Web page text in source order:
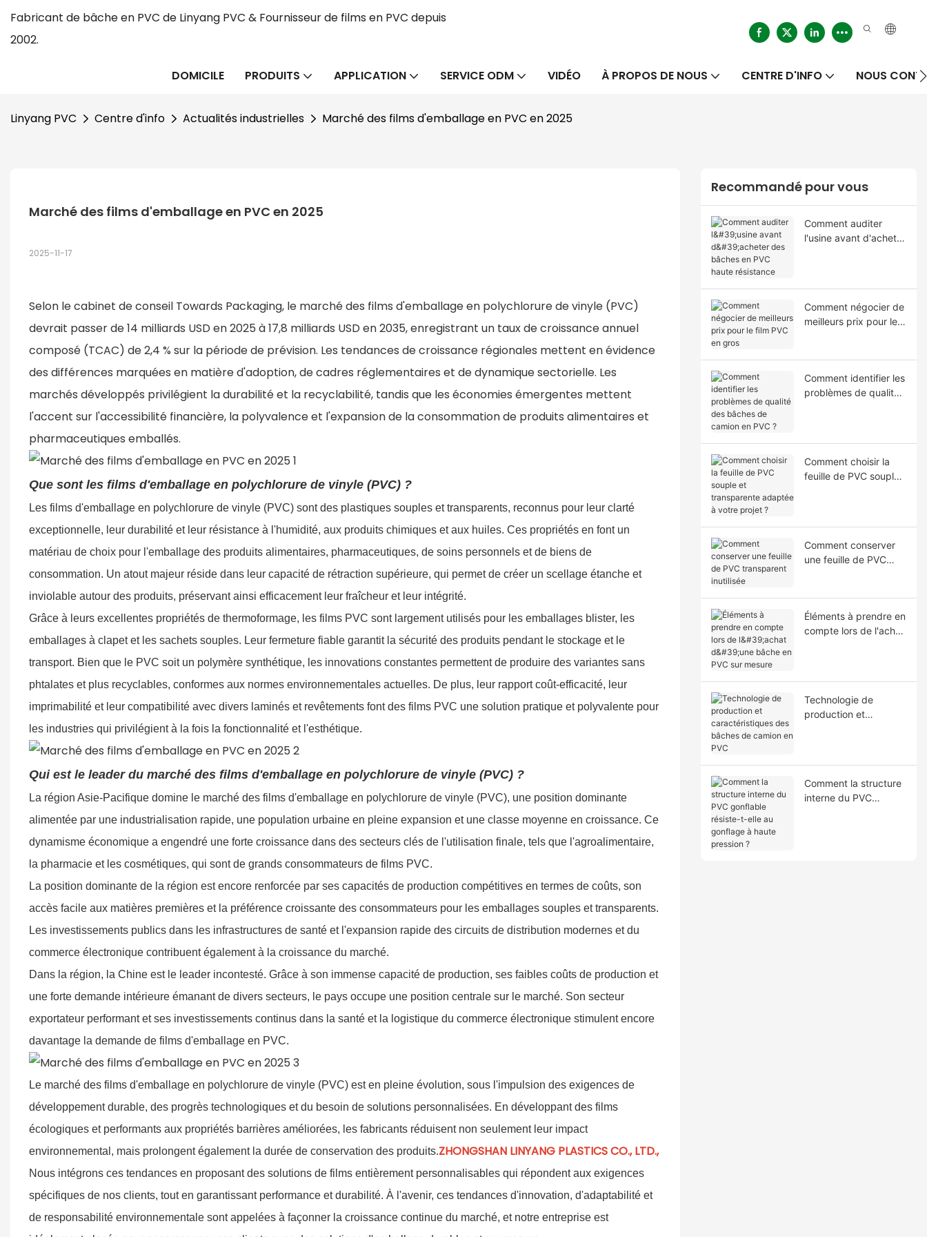
Fabricant de bâche en PVC de Linyang PVC & Fournisseur de films en PVC depuis
2002.
DOMICILE PRODUITS APPLICATION SERVICE ODM VIDÉO À PROPOS DE NOUS CENTRE D'INFO NOUS
Linyang PVC Centre d'info Actualités industrielles Marché des films d'emballage en PVC en 2025
Marché des films d'emballage en PVC en 2025
2025-11-17
Selon le cabinet de conseil Towards Packaging, le marché des films d'emballage en polychlorure de vinyle (PVC)
devrait passer de 14 milliards USD en 2025 à 17,8 milliards USD en 2035, enregistrant un taux de croissance annuel
composé (TCAC) de 2,4 % sur la période de prévision. Les tendances de croissance régionales mettent en évidence
des différences marquées en matière d'adoption, de cadres réglementaires et de dynamique sectorielle. Les
marchés développés privilégient la durabilité et la recyclabilité, tandis que les économies émergentes mettent
l'accent sur l'accessibilité financière, la polyvalence et l'expansion de la consommation de produits alimentaires et
pharmaceutiques emballés.
Que sont les films d'emballage en polychlorure de vinyle (PVC) ?
Les films d'emballage en polychlorure de vinyle (PVC) sont des plastiques souples et transparents, reconnus pour leur clarté
exceptionnelle, leur durabilité et leur résistance à l'humidité, aux produits chimiques et aux huiles. Ces propriétés en font un
matériau de choix pour l'emballage des produits alimentaires, pharmaceutiques, de soins personnels et de biens de
consommation. Un atout majeur réside dans leur capacité de rétraction supérieure, qui permet de créer un scellage étanche et
inviolable autour des produits, préservant ainsi efficacement leur fraîcheur et leur intégrité.
Grâce à leurs excellentes propriétés de thermoformage, les films PVC sont largement utilisés pour les emballages blister, les
emballages à clapet et les sachets souples. Leur fermeture fiable garantit la sécurité des produits pendant le stockage et le
transport. Bien que le PVC soit un polymère synthétique, les innovations constantes permettent de produire des variantes sans
phtalates et plus recyclables, conformes aux normes environnementales actuelles. De plus, leur rapport coût-efficacité, leur
imprimabilité et leur compatibilité avec divers laminés et revêtements font des films PVC une solution pratique et polyvalente pour
les industries qui privilégient à la fois la fonctionnalité et l'esthétique.
Qui est le leader du marché des films d'emballage en polychlorure de vinyle (PVC) ?
La région Asie-Pacifique domine le marché des films d'emballage en polychlorure de vinyle (PVC), une position dominante
alimentée par une industrialisation rapide, une population urbaine en pleine expansion et une classe moyenne en croissance. Ce
dynamisme économique a engendré une forte croissance dans des secteurs clés de l'utilisation finale, tels que l'agroalimentaire,
la pharmacie et les cosmétiques, qui sont de grands consommateurs de films PVC.
La position dominante de la région est encore renforcée par ses capacités de production compétitives en termes de coûts, son
accès facile aux matières premières et la préférence croissante des consommateurs pour les emballages souples et transparents.
Les investissements publics dans les infrastructures de santé et l'expansion rapide des circuits de distribution modernes et du
commerce électronique contribuent également à la croissance du marché.
Dans la région, la Chine est le leader incontesté. Grâce à son immense capacité de production, ses faibles coûts de production et
une forte demande intérieure émanant de divers secteurs, le pays occupe une position centrale sur le marché. Son secteur
exportateur performant et ses investissements continus dans la santé et la logistique du commerce électronique stimulent encore
davantage la demande de films d'emballage en PVC.
Le marché des films d'emballage en polychlorure de vinyle (PVC) est en pleine évolution, sous l'impulsion des exigences de
développement durable, des progrès technologiques et du besoin de solutions personnalisées. En développant des films
écologiques et performants aux propriétés barrières améliorées, les fabricants réduisent non seulement leur impact
environnemental, mais prolongent également la durée de conservation des produits.ZHONGSHAN LINYANG PLASTICS CO., LTD.,
Nous intégrons ces tendances en proposant des solutions de films entièrement personnalisables qui répondent aux exigences
spécifiques de nos clients, tout en garantissant performance et durabilité. À l'avenir, ces tendances d'innovation, d'adaptabilité et
de responsabilité environnementale sont appelées à façonner la croissance continue du marché, et notre entreprise est
Recommandé pour vous
Comment auditer
l'usine avant d'acheter
Comment négocier de
meilleurs prix pour le
Comment identifier les
problèmes de qualité
Comment choisir la
feuille de PVC souple
Comment conserver
une feuille de PVC
Éléments à prendre en
compte lors de l'achat
Technologie de
production et
Comment la structure
interne du PVC